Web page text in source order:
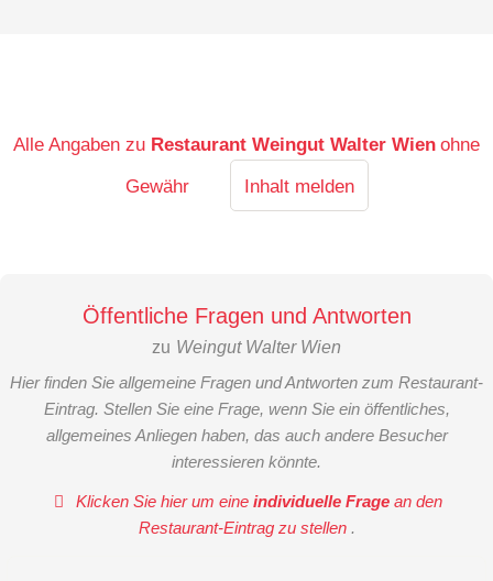
Alle Angaben zu Restaurant Weingut Walter Wien ohne
Gewähr
Inhalt melden
Öffentliche Fragen und Antworten
zu Weingut Walter Wien
Hier finden Sie allgemeine Fragen und Antworten zum Restaurant-
Eintrag. Stellen Sie eine Frage, wenn Sie ein öffentliches,
allgemeines Anliegen haben, das auch andere Besucher
interessieren könnte.
Klicken Sie hier um eineindividuelle Frage an den
Restaurant-Eintrag zu stellen .